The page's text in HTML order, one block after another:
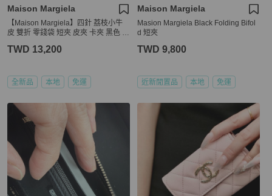
Maison Margiela
【Maison Margiela】四針 荔枝小牛
皮 雙折 零錢袋 短夾 皮夾 卡夾 黑色 S
TWD 13,200
全新品 本地 免運
Maison Margiela
Masion Margiela Black Folding Bifol
d 短夾
TWD 9,800
近新閒置品 本地 免運